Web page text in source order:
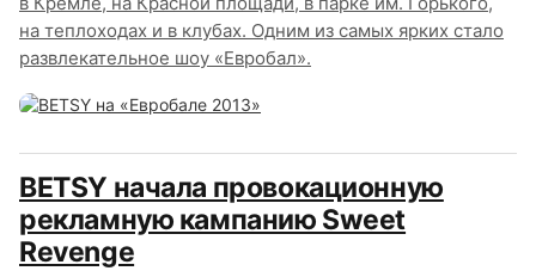
на теплоходах и в клубах. Одним из самых ярких стало
развлекательное шоу «Евробал».
BETSY начала провокационную
рекламную кампанию Sweet
Revenge